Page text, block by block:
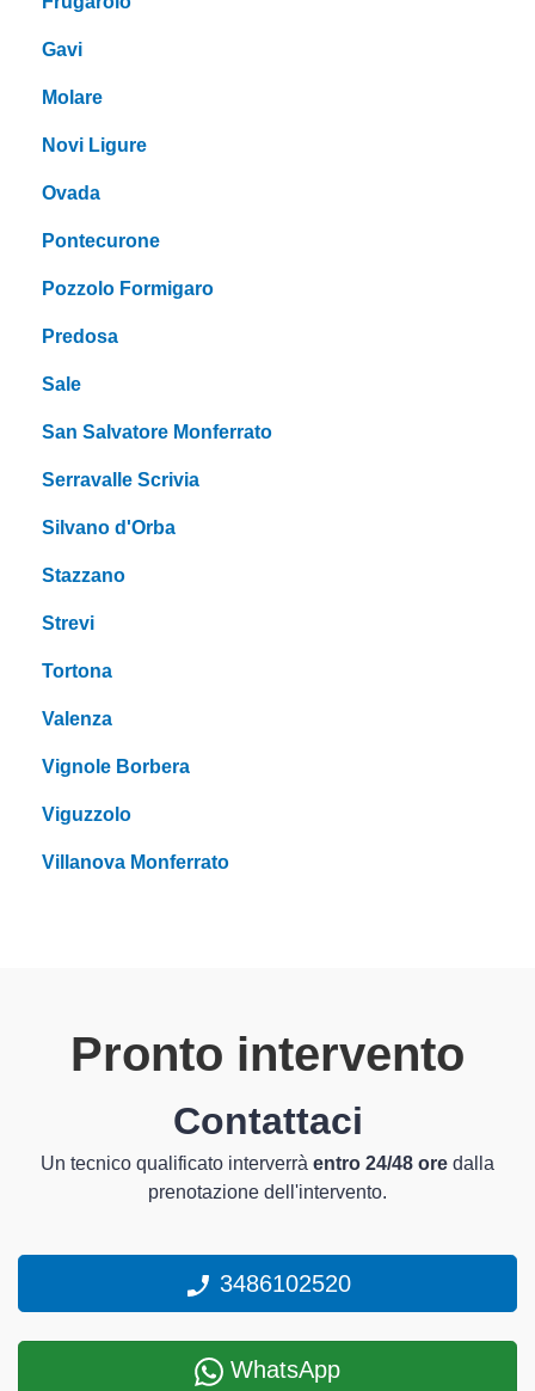
Gavi
Molare
Novi Ligure
Ovada
Pontecurone
Pozzolo Formigaro
Predosa
Sale
San Salvatore Monferrato
Serravalle Scrivia
Silvano d'Orba
Stazzano
Strevi
Tortona
Valenza
Vignole Borbera
Viguzzolo
Villanova Monferrato
Pronto intervento
Contattaci
Un tecnico qualificato interverrà entro 24/48 ore dalla
prenotazione dell'intervento.
3486102520
WhatsApp